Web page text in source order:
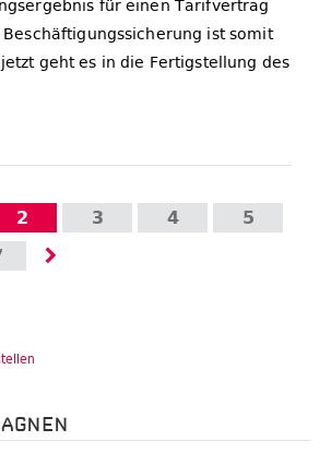
für einen Tarifvertrag
ist somit
geht es in die Fertigstellung des
2 3 4
5